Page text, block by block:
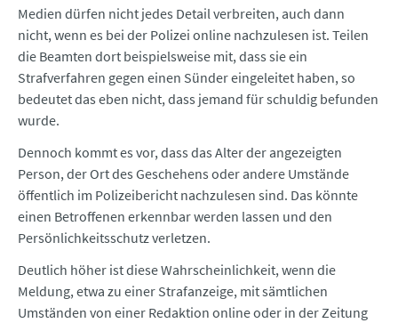
Medien dürfen nicht jedes Detail verbreiten, auch dann
nicht, wenn es bei der Polizei online nachzulesen ist. Teilen
die Beamten dort beispielsweise mit, dass sie ein
Strafverfahren gegen einen Sünder eingeleitet haben, so
bedeutet das eben nicht, dass jemand für schuldig befunden
wurde.
Dennoch kommt es vor, dass das Alter der angezeigten
Person, der Ort des Geschehens oder andere Umstände
öffentlich im Polizeibericht nachzulesen sind. Das könnte
einen Betroffenen erkennbar werden lassen und den
Persönlichkeitsschutz verletzen.
Deutlich höher ist diese Wahrscheinlichkeit, wenn die
Meldung, etwa zu einer Strafanzeige, mit sämtlichen
Umständen von einer Redaktion online oder in der Zeitung